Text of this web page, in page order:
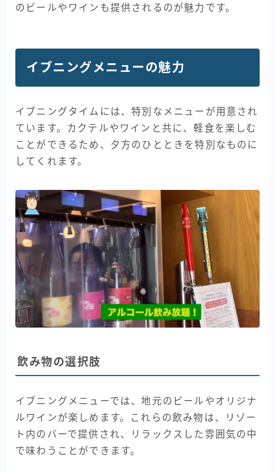
のビールやワインも提供されるのが魅力です。
イブニングメニューの魅力
イブニングタイムには、特別なメニューが用意され
ています。カクテルやワインと共に、軽食を楽しむ
ことができるため、夕方のひとときを特別なものに
してくれます。
飲み物の選択肢
イブニングメニューでは、地元のビールやオリジナ
ルワインが楽しめます。これらの飲み物は、リゾー
ト内のバーで提供され、リラックスした雰囲気の中
で味わうことができます。